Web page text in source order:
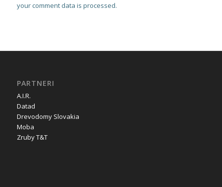
your comment data is processed.
PARTNERI
A.I.R.
Datad
Drevodomy Slovakia
Moba
Zruby T&T